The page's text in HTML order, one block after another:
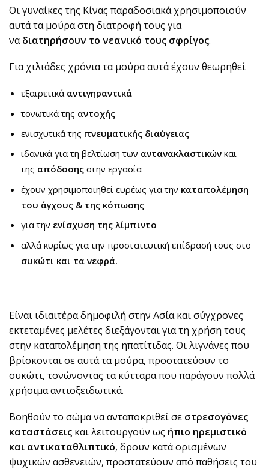
Οι γυναίκες της Κίνας παραδοσιακά χρησιμοποιούν
αυτά τα μούρα στη διατροφή τους για
ναδιατηρήσουν το νεανικό τους σφρίγος.
Για χιλιάδες χρόνια τα μούρα αυτά έχουν θεωρηθεί
εξαιρετικά αντιγηραντικά
τονωτικά της αντοχής
ενισχυτικά της πνευματικής διαύγειας
ιδανικά για τη βελτίωση των αντανακλαστικών και
της απόδοσης στην εργασία
έχουν χρησιμοποιηθεί ευρέως για την καταπολέμηση
του άγχους & της κόπωσης
για την ενίσχυση της λίμπιντο
αλλά κυρίως για την προστατευτική επίδρασή τους στο
συκώτι και τα νεφρά.
Είναι ιδιαιτέρα δημοφιλή στην Ασία και σύγχρονες
εκτεταμένες μελέτες διεξάγονται για τη χρήση τους
στην καταπολέμηση της ηπατίτιδας. Οι λιγνάνες που
βρίσκονται σε αυτά τα μούρα, προστατεύουν το
συκώτι, τονώνοντας τα κύτταρα που παράγουν πολλά
χρήσιμα αντιοξειδωτικά.
Βοηθούν το σώμα να ανταποκριθεί σε στρεσογόνες
καταστάσεις και λειτουργούν ως ήπιο ηρεμιστικό
και αντικαταθλιπτικό, δρουν κατά ορισμένων
ψυχικών ασθενειών, προστατεύουν από παθήσεις του